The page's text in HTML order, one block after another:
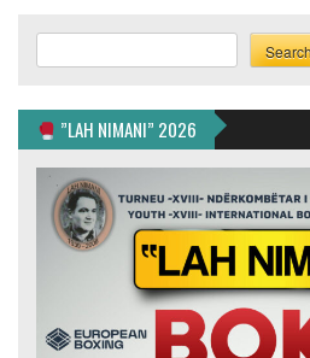
”LAH NIMANI” 2026